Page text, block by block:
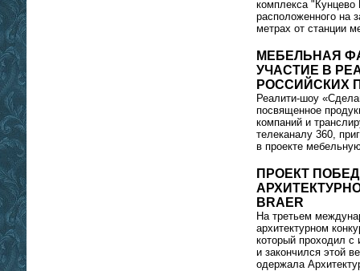
комплекса "Кунцево
расположенного на
метрах от станции
МЕБЕЛЬНАЯ
УЧАСТИЕ В
РОССИЙСКИХ
Реалити-шоу
посвященное
компаний и
телеканалу 360,
в проекте
ПРОЕКТ
BRAER
На третьем
архитектурном
который проходил с
и закончился этой
одержала